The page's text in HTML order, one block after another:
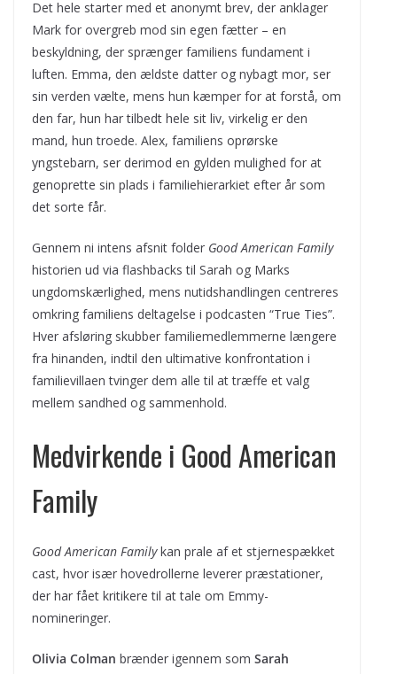
Det hele starter med et anonymt brev, der anklager
Mark for overgreb mod sin egen fætter – en
beskyldning, der sprænger familiens fundament i
luften. Emma, den ældste datter og nybagt mor, ser
sin verden vælte, mens hun kæmper for at forstå, om
den far, hun har tilbedt hele sit liv, virkelig er den
mand, hun troede. Alex, familiens oprørske
yngstebarn, ser derimod en gylden mulighed for at
genoprette sin plads i familiehierarkiet efter år som
det sorte får.
Gennem ni intens afsnit folder Good American Family
historien ud via flashbacks til Sarah og Marks
ungdomskærlighed, mens nutidshandlingen centreres
omkring familiens deltagelse i podcasten “True Ties”.
Hver afsløring skubber familiemedlemmerne længere
fra hinanden, indtil den ultimative konfrontation i
familievillaen tvinger dem alle til at træffe et valg
mellem sandhed og sammenhold.
Medvirkende i Good American
Family
Good American Familykan prale af et stjernespækket
cast, hvor især hovedrollerne leverer præstationer,
der har fået kritikere til at tale om Emmy-
nomineringer.
Olivia Colman brænder igennem som Sarah